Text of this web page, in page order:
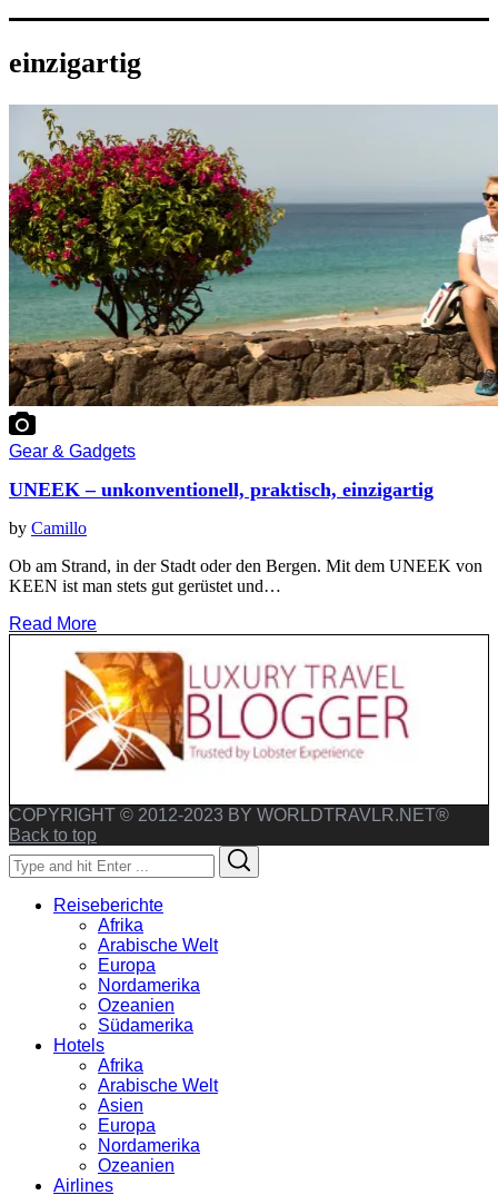
einzigartig
Gear & Gadgets
UNEEK – unkonventionell, praktisch, einzigartig
by Camillo
Ob am Strand, in der Stadt oder den Bergen. Mit dem UNEEK von
KEEN ist man stets gut gerüstet und…
Read More
COPYRIGHT © 2012-2023 BY WORLDTRAVLR.NET®
Back to top
Search
for:
Reiseberichte
Afrika
Arabische Welt
Europa
Nordamerika
Ozeanien
Südamerika
Hotels
Afrika
Arabische Welt
Asien
Europa
Nordamerika
Ozeanien
Airlines